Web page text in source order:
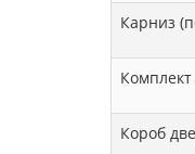
Карниз
Короб